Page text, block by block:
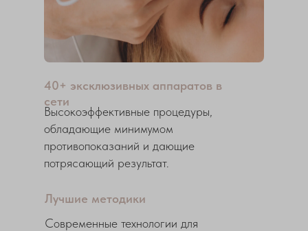
Современные технологии для
Высокоэффективные процедуры,
обладающие минимумом
противопоказаний и дающие
потрясающий результат.
40+ эксклюзивных аппаратов в
сети
Лучшие методики